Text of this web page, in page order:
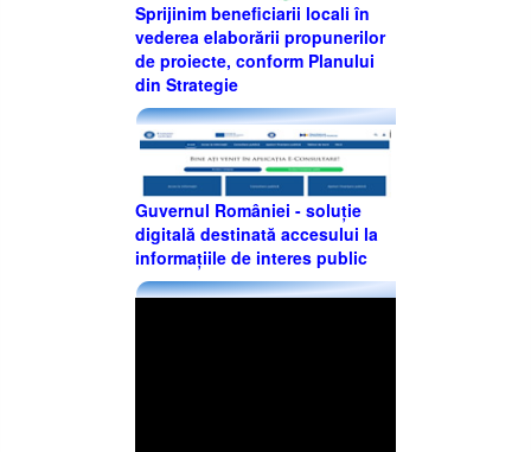
Sprijinim beneficiarii locali în
vederea elaborării propunerilor
de proiecte, conform Planului
din Strategie
Guvernul României - soluție
digitală destinată accesului la
informațiile de interes public